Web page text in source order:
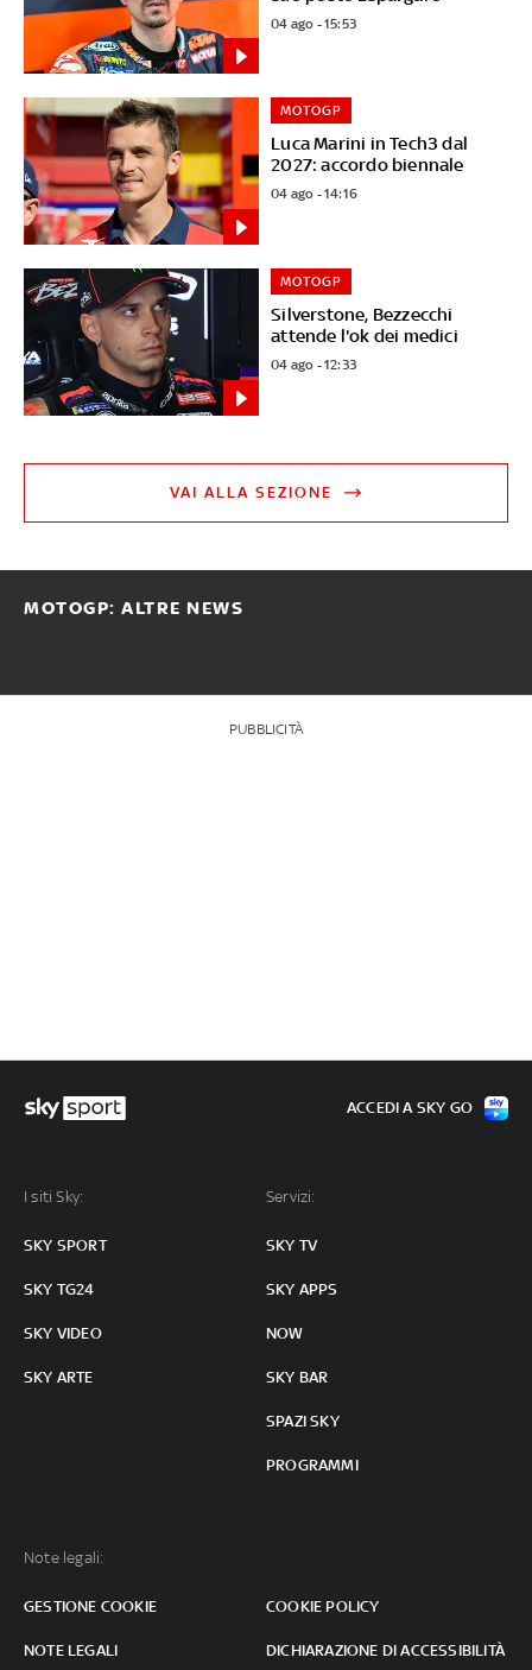
04 ago - 15:53
Luca Marini in Tech3 dal
2027: accordo biennale
MOTOGP
04 ago - 14:16
Silverstone, Bezzecchi
attende l'ok dei medici
MOTOGP
04 ago - 12:33
VAI ALLA SEZIONE
MOTOGP: ALTRE NEWS
PUBBLICITÀ
I siti Sky:
SKY SPORT
SKY TG24
SKY VIDEO
SKY ARTE
Servizi:
SKY TV
SKY APPS
NOW
SKY BAR
SPAZI SKY
PROGRAMMI
Note legali:
GESTIONE COOKIE COOKIE POLICY
NOTE LEGALI DICHIARAZIONE DI ACCESSIBILITÀ
ACCEDI A SKY GO